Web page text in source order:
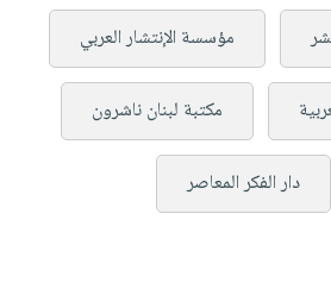
مؤسسة الإنتشار العربي
مكتبة لبنان ناشرون
دار الفكر المعاصر